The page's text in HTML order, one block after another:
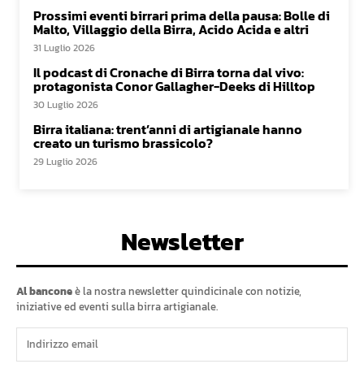
Prossimi eventi birrari prima della pausa: Bolle di
Malto, Villaggio della Birra, Acido Acida e altri
31 Luglio 2026
Il podcast di Cronache di Birra torna dal vivo:
protagonista Conor Gallagher-Deeks di Hilltop
30 Luglio 2026
Birra italiana: trent’anni di artigianale hanno
creato un turismo brassicolo?
29 Luglio 2026
Newsletter
Al banconeè la nostra newsletter quindicinale con notizie,
iniziative ed eventi sulla birra artigianale.